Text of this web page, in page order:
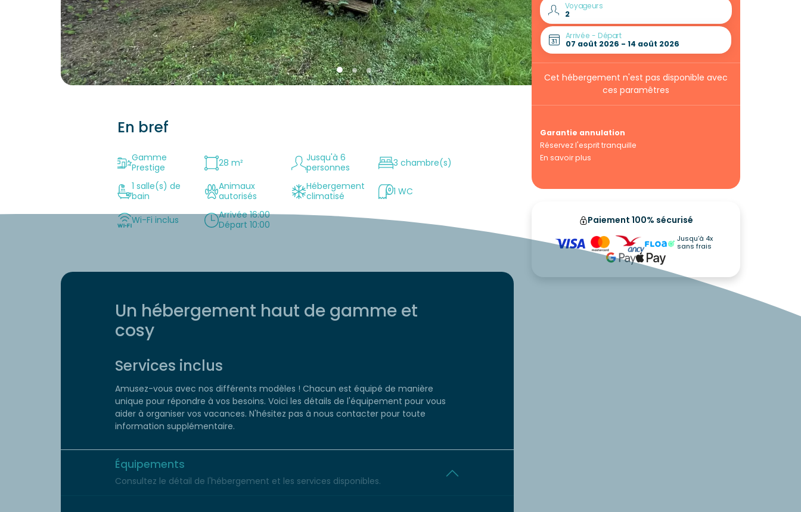
Voyageurs
Arrivée - Départ
Cet hébergement n'est pas disponible avec
ces paramêtres
Garantie annulation
Réservez l'esprit tranquille
En savoir plus
Paiement 100% sécurisé
Jusqu’à 4x
sans frais
En bref
Gamme
Prestige
28 m²
Jusqu'à 6
personnes
3 chambre(s)
1 salle(s) de
bain
Animaux
autorisés
Hébergement
climatisé
1 WC
Wi-Fi inclus
Arrivée 16:00
Départ 10:00
Un hébergement haut de gamme et
cosy
Services inclus
Amusez-vous avec nos différents modèles ! Chacun est équipé de manière
unique pour répondre à vos besoins. Voici les détails de l'équipement pour vous
aider à organiser vos vacances. N'hésitez pas à nous contacter pour toute
information supplémentaire.
Équipements
Consultez le détail de l'hébergement et les services disponibles.